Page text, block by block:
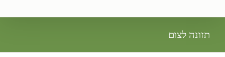
תזונה לצום